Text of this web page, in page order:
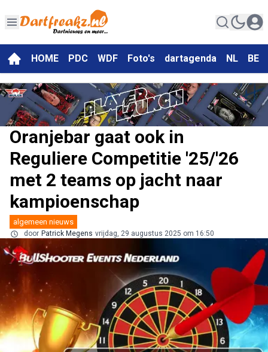
HOME PDC WDF Foto's dartagenda NL BE
Oranjebar gaat ook in
Reguliere Competitie '25/'26
met 2 teams op jacht naar
kampioenschap
algemeen nieuws
door Patrick Megens vrijdag, 29 augustus 2025 om 16:50